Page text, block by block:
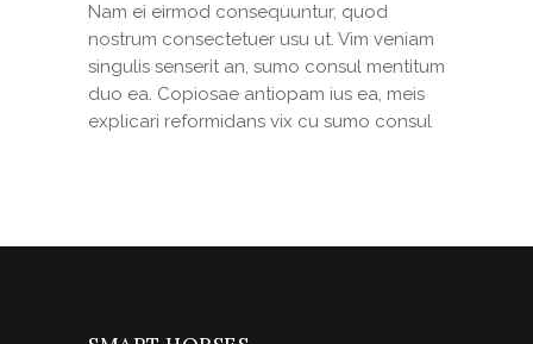
Nam ei eirmod consequuntur, quod
nostrum consectetuer usu ut. Vim veniam
singulis senserit an, sumo consul mentitum
duo ea. Copiosae antiopam ius ea, meis
explicari reformidans vix cu sumo consul